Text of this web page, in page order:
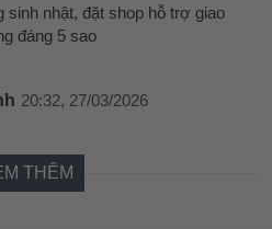
sinh nhật, đặt shop hỗ trợ giao
đáng 5 sao
20:32, 27/03/2026
THÊM